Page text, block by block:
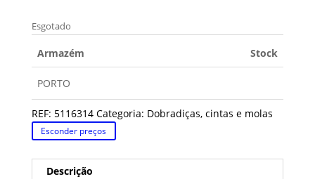
Esgotado
Armazém Stock
PORTO
REF: 5116314 Categoria: Dobradiças, cintas e molas
Esconder preços
Descrição